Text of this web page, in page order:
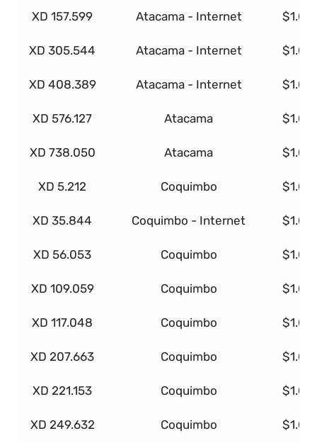
XD 157.599 Atacama - Internet
XD 305.544 Atacama - Internet
XD 408.389 Atacama - Internet
XD 576.127 Atacama
XD 738.050 Atacama
XD 5.212 Coquimbo
XD 35.844 Coquimbo - Internet
XD 56.053 Coquimbo
XD 109.059 Coquimbo
XD 117.048 Coquimbo
XD 207.663 Coquimbo
XD 221.153 Coquimbo
XD 249.632 Coquimbo